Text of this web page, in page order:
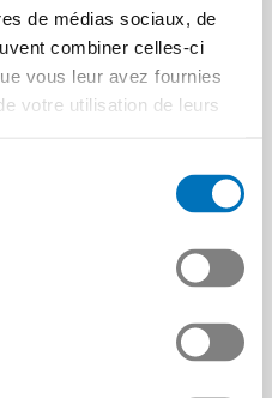
de médias sociaux, de
combiner celles-ci
vous leur avez fournies
votre utilisation de leurs